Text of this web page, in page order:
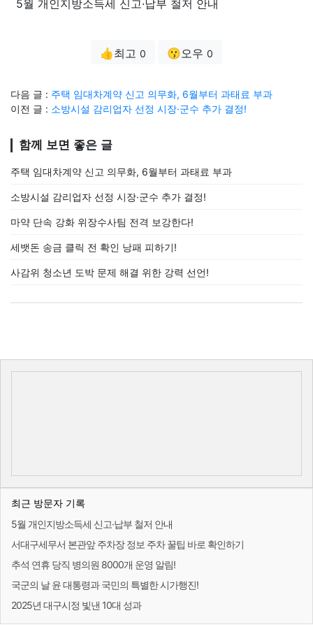
5월 개인지방소득세 신고·납부 철저 안내
👍최고 0 😗오우 0
다음 글 : 주택 임대차계약 신고 의무화, 6월부터 과태료 부과
이전 글 : 소방시설 감리업자 선정 시장·군수 추가 결정!
함께 보면 좋은 글
주택 임대차계약 신고 의무화, 6월부터 과태료 부과
소방시설 감리업자 선정 시장·군수 추가 결정!
마약 단속 강화 위장수사팀 전격 보강한다!
세뱃돈 송금 클릭 전 확인 낭패 피하기!
사감위 청소년 도박 문제 해결 위한 강력 선언!
최근 방문자 기록
5월 개인지방소득세 신고·납부 철저 안내
서대구세무서 본관앞 주차장 정보 주차 꿀팁 바로 확인하기
추석 연휴 당직 병의원 8000개 운영 알림!
국군의 날 윤 대통령과 국민의 특별한 시가행진!
2025년 대구시정 빛낸 10대 성과